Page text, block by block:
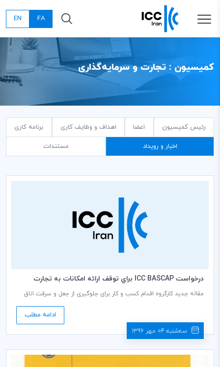
FA
EN
کمیسیون : تجارت و سرمایه‌گذاری
رئیس کمیسیون اعضا اهداف و وظایف کاری برنامه کاری
اخبار و رویداد مستندات
درخواست ICC BASCAP براي توقف ارائه امكانات به تجارت
كالاهاي تقلبي و مسروقه
مقاله جدید کارگروه اقدام کسب و کار برای جلوگیری از جعل و سرقت اتاق
دارایی‌ها به عنوان واسطه در زنجیره تأمین کالاهای تقلبی و دزدی می‌پردازد.
این گزارش اشاره می‌کند که برخی از مالکان به عنوان موجر، ملک خود را در
اختیار مرتکبین جعل علائم تجاری، سرقت کپی رایت و دیگر اشکال
غیرقانونی تجارت، قرار می‌دهند.
ادامه مطلب
سه‌شنبه 04 مهر 1396